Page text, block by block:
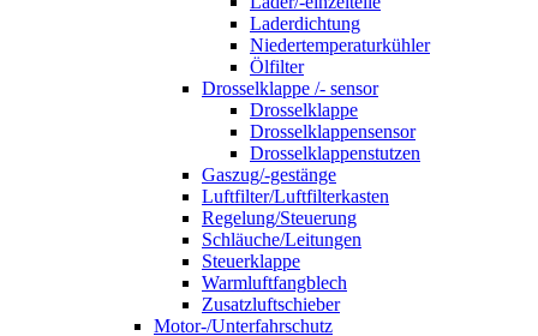
Laderdichtung
Niedertemperaturkühler
Ölfilter
Drosselklappe /- sensor
Drosselklappe
Drosselklappensensor
Drosselklappenstutzen
Gaszug/-gestänge
Luftfilter/Luftfilterkasten
Regelung/Steuerung
Schläuche/Leitungen
Steuerklappe
Warmluftfangblech
Zusatzluftschieber
Motor-/Unterfahrschutz